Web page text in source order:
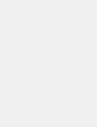
dün
bazında nette
kümülatif net
bazında 4.881
olduğunu, önceki
farkın satıcılar
Bir önceki gün ilk
satıcılar lehine